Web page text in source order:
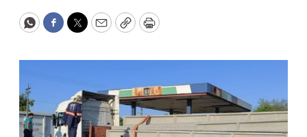
WhatsApp
Facebook
Twitter
EmailCopyPrint